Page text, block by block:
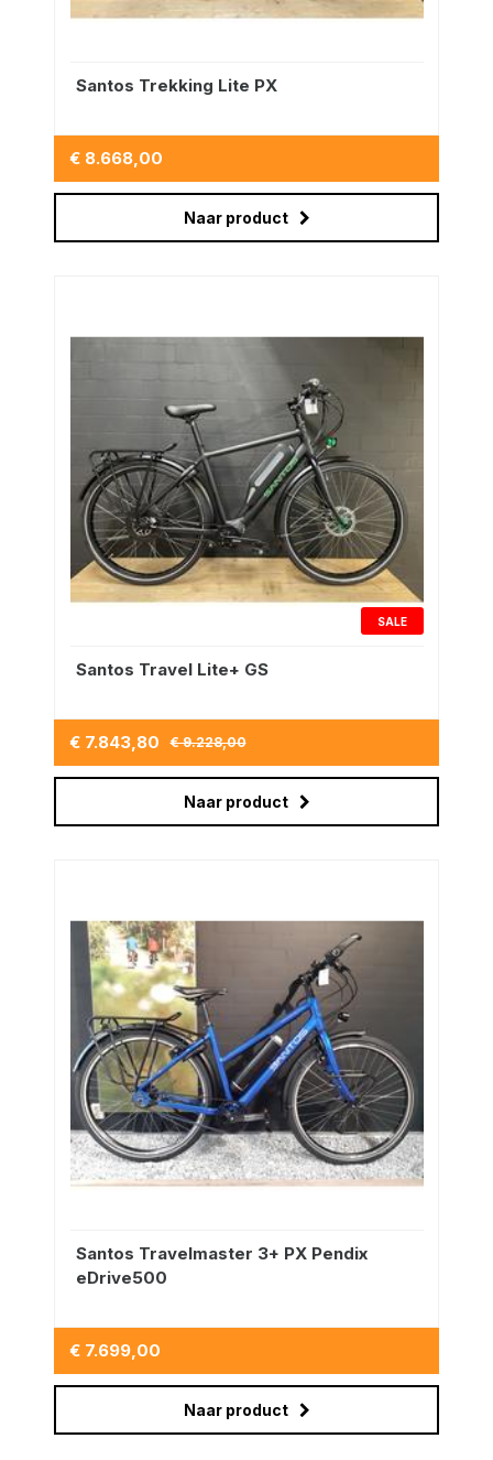
Santos Trekking Lite PX
€ 8.668,00
Naar product
SALE
Santos Travel Lite+ GS
€ 7.843,80 € 9.228,00
Naar product
Santos Travelmaster 3+ PX Pendix
eDrive500
€ 7.699,00
Naar product